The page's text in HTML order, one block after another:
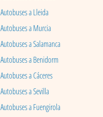
Autobuses a Lleida
Autobuses a Murcia
Autobuses a Salamanca
Autobuses a Benidorm
Autobuses a Cáceres
Autobuses a Sevilla
Autobuses a Fuengirola